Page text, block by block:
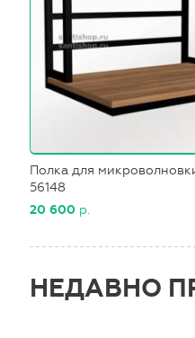
Полка для
56148
20 600 р.
НЕДАВНО